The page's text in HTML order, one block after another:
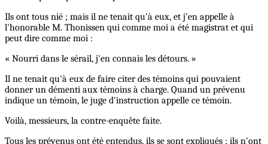
Ils ont tous nié ; mais il ne tenait qu'à eux, et j'en appelle à
l'honorable M. Thonissen qui comme moi a été magistrat et qui
peut dire comme moi :
« Nourri dans le sérail, j'en connais les détours. »
Il ne tenait qu'à eux de faire citer des témoins qui pouvaient
donner un démenti aux témoins à charge. Quand un prévenu
indique un témoin, le juge d'instruction appelle ce témoin.
Voilà, messieurs, la contre-enquête faite.
Tous les prévenus ont été entendus, ils se sont expliqués ; ils n'ont